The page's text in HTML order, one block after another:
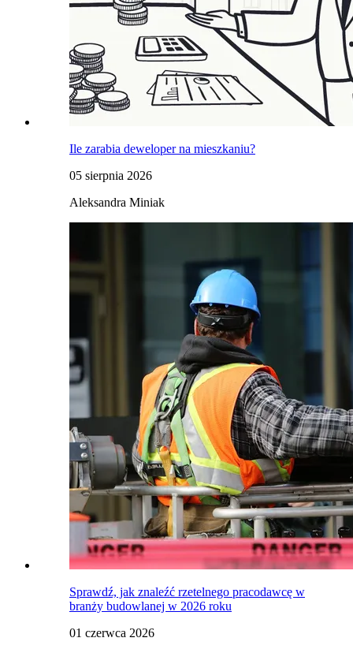
Ile zarabia deweloper na mieszkaniu?
05 sierpnia 2026
Aleksandra Miniak
Sprawdź, jak znaleźć rzetelnego pracodawcę w
branży budowlanej w 2026 roku
01 czerwca 2026